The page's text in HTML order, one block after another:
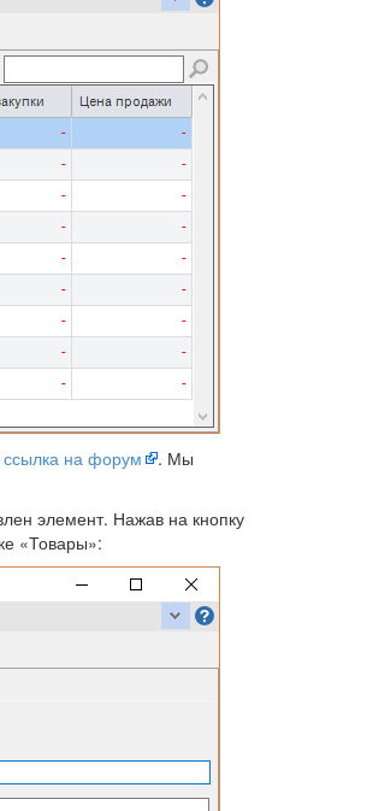
ссылка на форум
. Мы
элемент. Нажав на кнопку
«Товары»: